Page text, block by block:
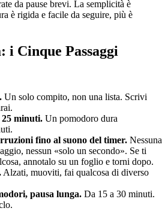
da pause brevi. La semplicità è
è rigida e facile da seguire, più è
i Cinque Passaggi
Un solo compito, non una lista. Scrivi
minuti. Un pomodoro dura
fino al suono del timer. Nessuna
nessun «solo un secondo». Se ti
annotalo su un foglio e torni dopo.
Alzati, muoviti, fai qualcosa di diverso
pausa lunga. Da 15 a 30 minuti.